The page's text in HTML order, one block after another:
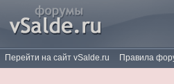
Перейти на сайт vSalde.ru Правила